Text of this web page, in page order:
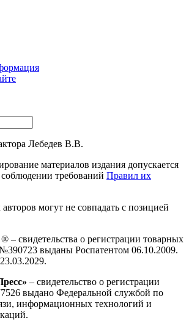
Лебедев В.В.
материалов издания допускается
требований Правил их
могут не совпадать с позицией
® – свидетельства о регистрации товарных
выданы Роспатентом 06.10.2009.
– свидетельство о регистрации
выдано Федеральной службой по
информационных технологий и